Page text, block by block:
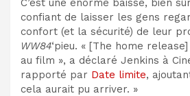
C’est une énorme baisse, bien
confiant de laisser les gens
confort (et la sécurité) de leur
WW84‘pieu. « [The home
au film », a déclaré Jenkins à
rapporté par Date limite,
cela aurait pu arriver. »